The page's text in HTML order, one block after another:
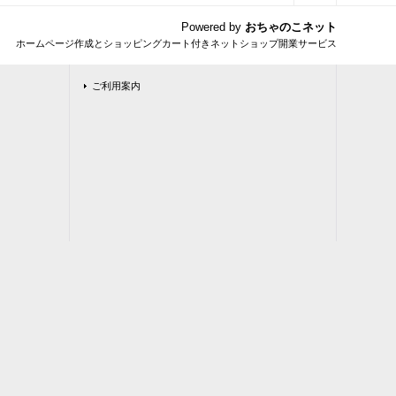
Powered by おちゃのこネット
ホームページ作成とショッピングカート付きネットショップ開業サービス
ご利用案内